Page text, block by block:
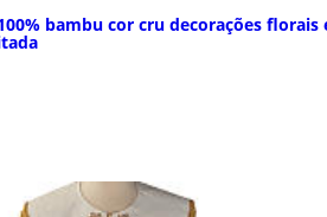
bambu cor cru decorações florais